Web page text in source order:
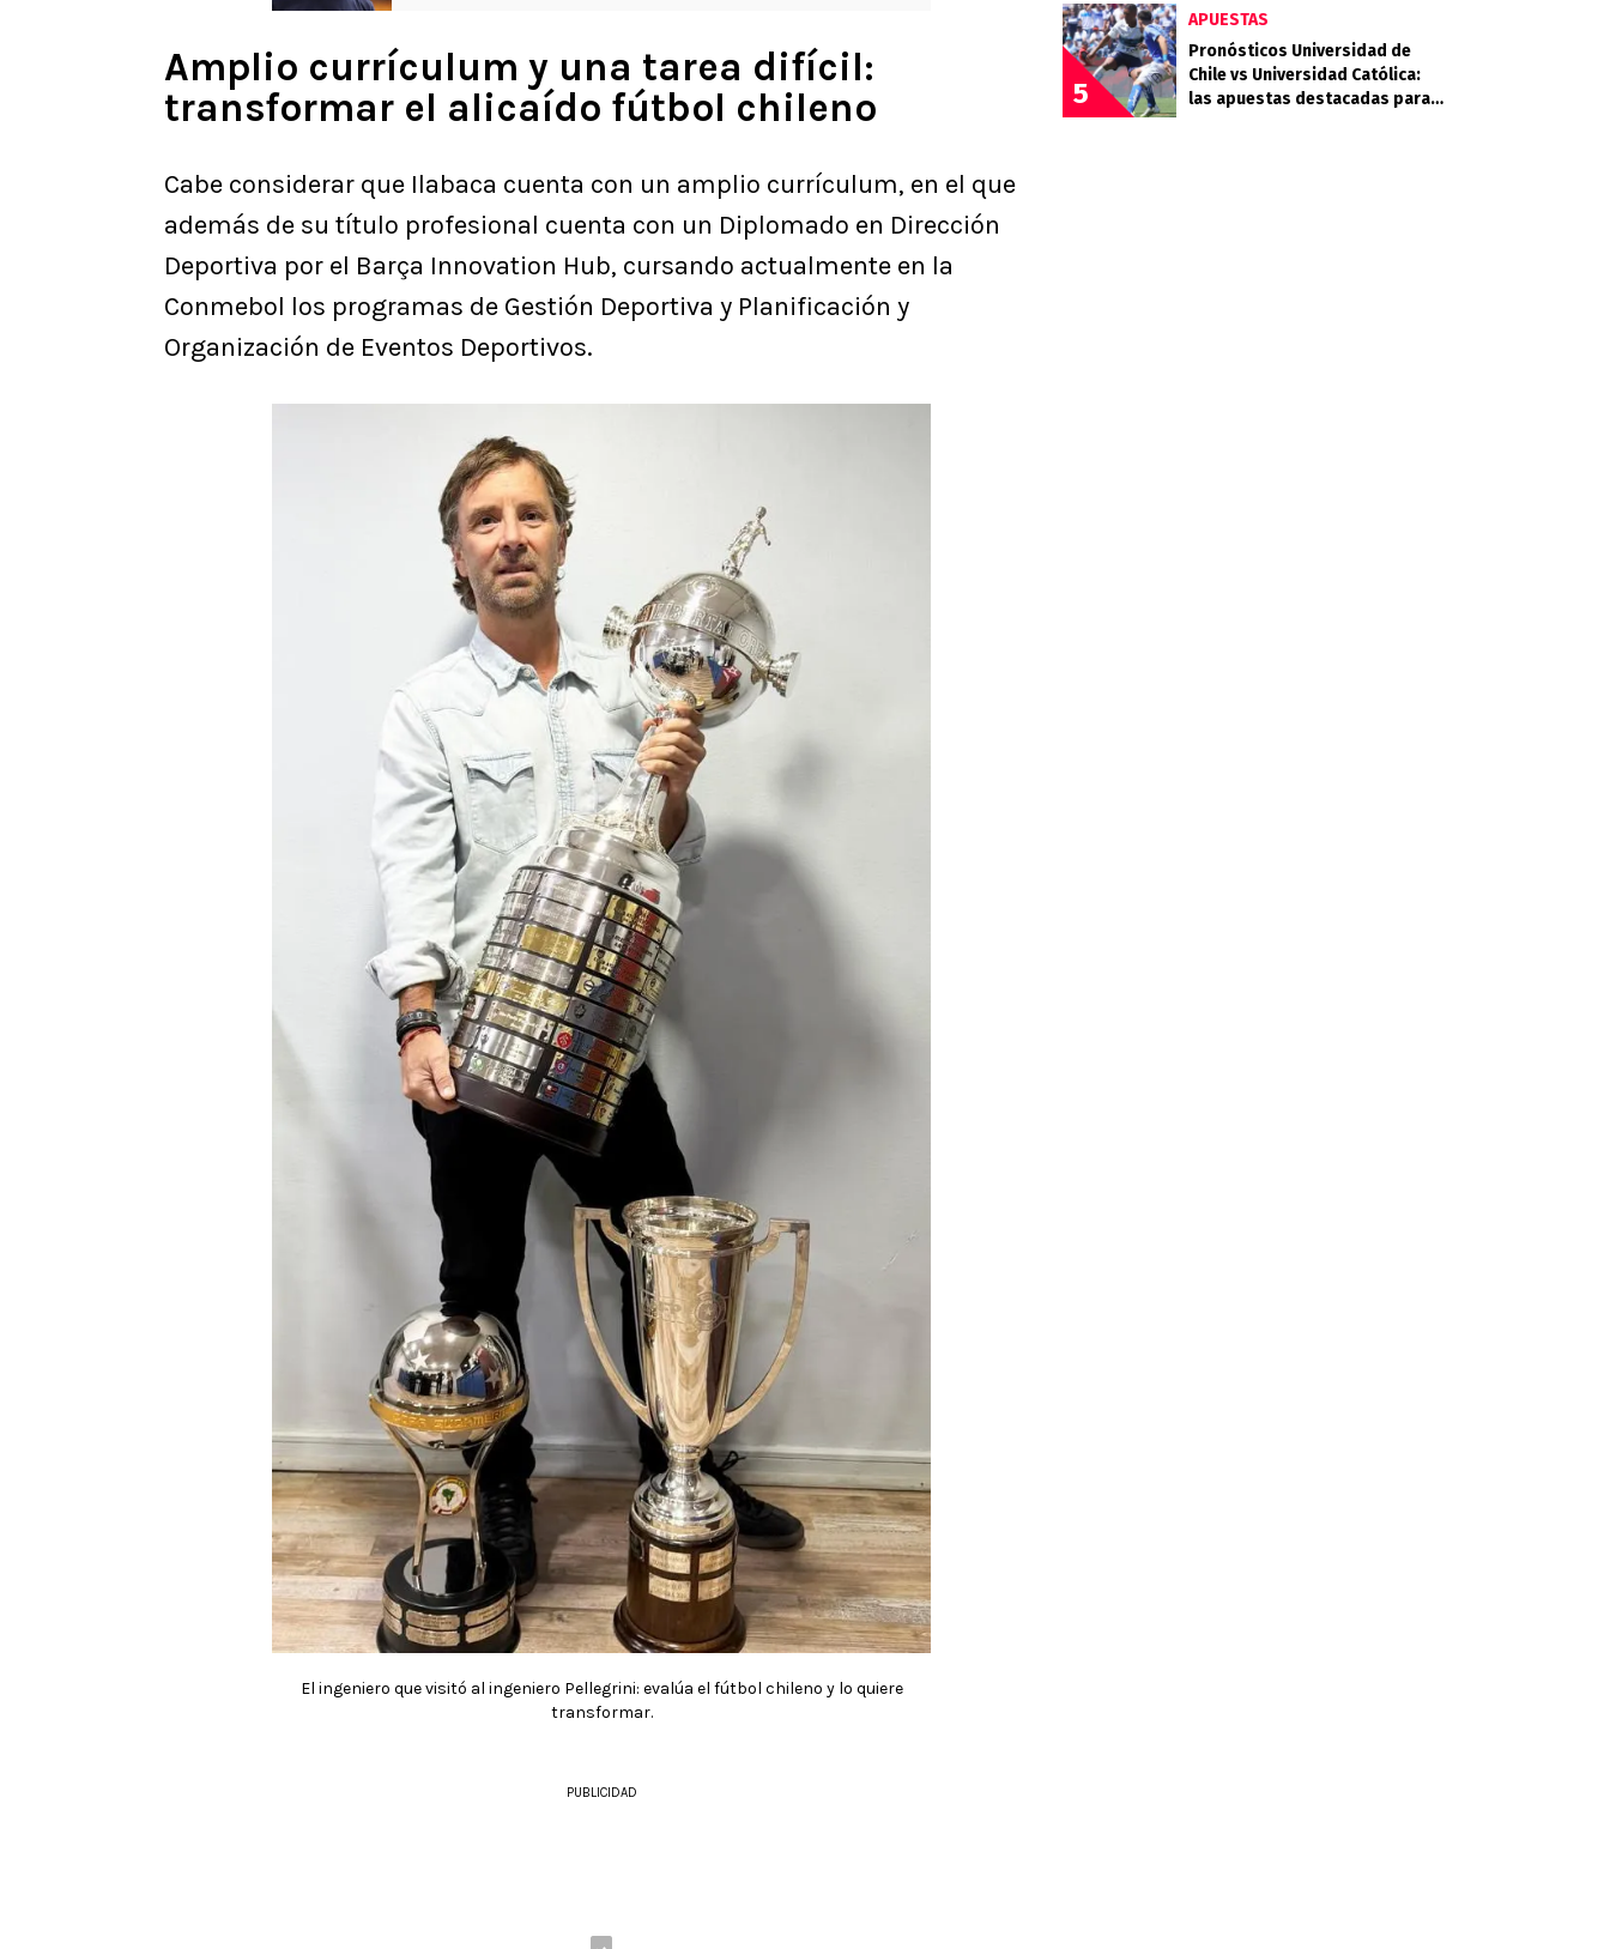
Amplio currículum y una tarea difícil:
transformar el alicaído fútbol chileno
Cabe considerar que Ilabaca cuenta con un amplio currículum, en el que
además de su título profesional cuenta con un Diplomado en Dirección
Deportiva por el Barça Innovation Hub, cursando actualmente en la
Conmebol los programas de Gestión Deportiva y Planificación y
Organización de Eventos Deportivos.
El ingeniero que visitó al ingeniero Pellegrini: evalúa el fútbol chileno y lo quiere
transformar.
PUBLICIDAD
5
APUESTAS
Pronósticos Universidad de
Chile vs Universidad Católica:
las apuestas destacadas para